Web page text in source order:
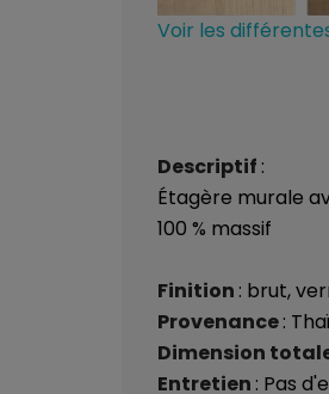
Voir les
Descriptif :
Étagère murale
100 % massif
Finition : brut,
Provenance:
Dimension
Entretien : Pas